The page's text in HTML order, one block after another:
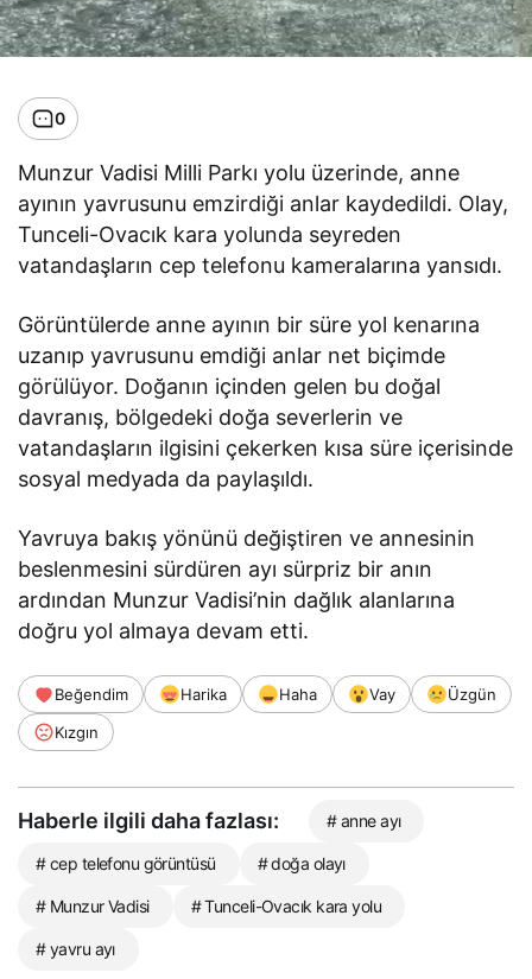
0
Munzur Vadisi Milli Parkı yolu üzerinde, anne
ayının yavrusunu emzirdiği anlar kaydedildi. Olay,
Tunceli-Ovacık kara yolunda seyreden
vatandaşların cep telefonu kameralarına yansıdı.
Görüntülerde anne ayının bir süre yol kenarına
uzanıp yavrusunu emdiği anlar net biçimde
görülüyor. Doğanın içinden gelen bu doğal
davranış, bölgedeki doğa severlerin ve
vatandaşların ilgisini çekerken kısa süre içerisinde
sosyal medyada da paylaşıldı.
Yavruya bakış yönünü değiştiren ve annesinin
beslenmesini sürdüren ayı sürpriz bir anın
ardından Munzur Vadisi’nin dağlık alanlarına
doğru yol almaya devam etti.
Beğendim Harika Haha Vay
Üzgün
Kızgın
Haberle ilgili daha fazlası: # anne ayı
# cep telefonu görüntüsü # doğa olayı
# Munzur Vadisi # Tunceli-Ovacık kara yolu
# yavru ayı